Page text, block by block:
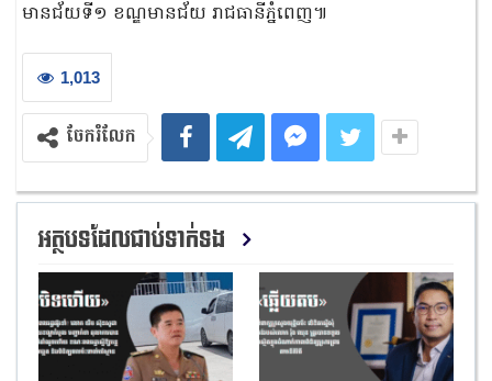
មានជ័យទី១ ខណ្ឌមានជ័យ រាជធានីភ្នំពេញ៕
1,013
ចែករំលែក
អត្ថបទដែលជាប់ទាក់ទង